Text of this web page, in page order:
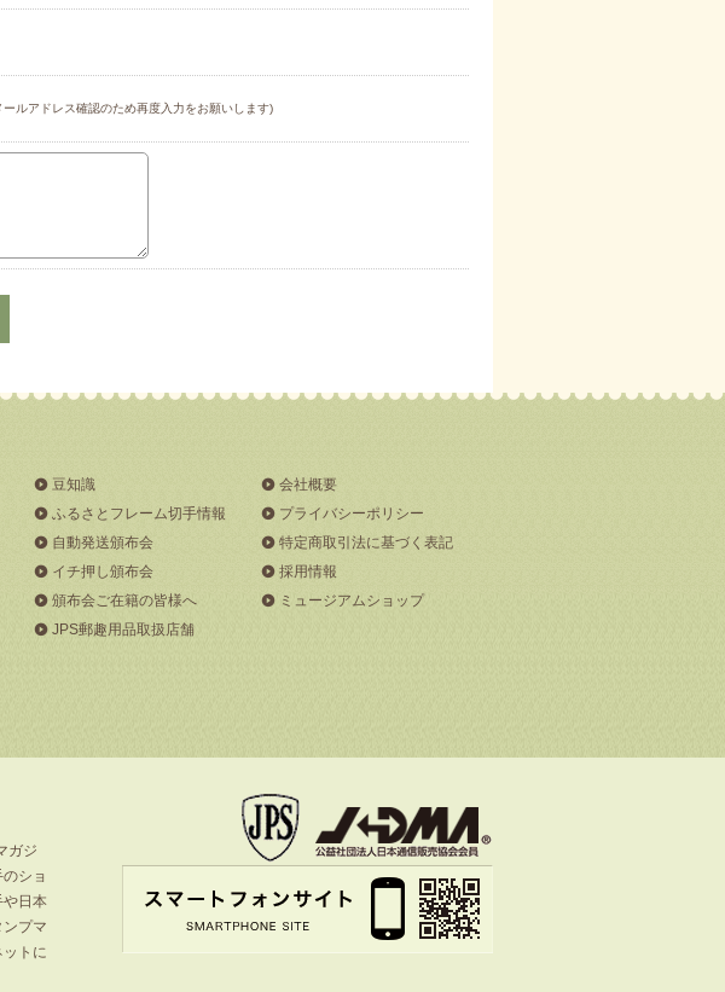
ールアドレス確認のため再度入力をお願いします)
豆知識
ふるさとフレーム切手情報
自動発送頒布会
イチ押し頒布会
頒布会ご在籍の皆様へ
JPS郵趣用品取扱店舗
会社概要
プライバシーポリシー
特定商取引法に基づく表記
採用情報
ミュージアムショップ
ガジ
ショ
や日本
プマ
トに